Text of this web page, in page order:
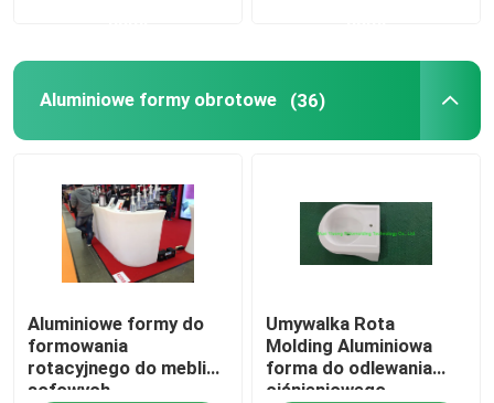
Forma do formowania rotacyjnego
Forma szamba
Forma zbiornika na wodę
Aluminiowe formy obrotowe
Solidne aluminium kęsów
Aluminiowe formy obrotowe (36)
Aluminiowe formy do
formowania
rotacyjnego do mebli
sofowych
Umywalka Rota
Molding Aluminiowa
forma do odlewania
ciśnieniowego